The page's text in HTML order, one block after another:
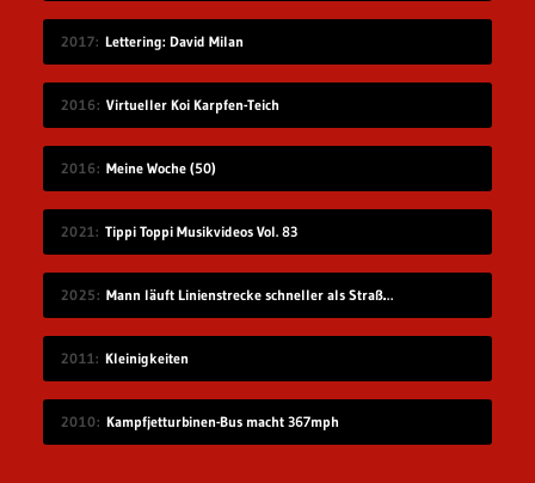
2017 Lettering: David Milan
2016 Virtueller Koi Karpfen-Teich
2016 Meine Woche (50)
2021 Tippi Toppi Musikvideos Vol. 83
2025 Mann läuft Linienstrecke schneller als Straßenbahn
2011 Kleinigkeiten
2010 Kampfjetturbinen-Bus macht 367mph